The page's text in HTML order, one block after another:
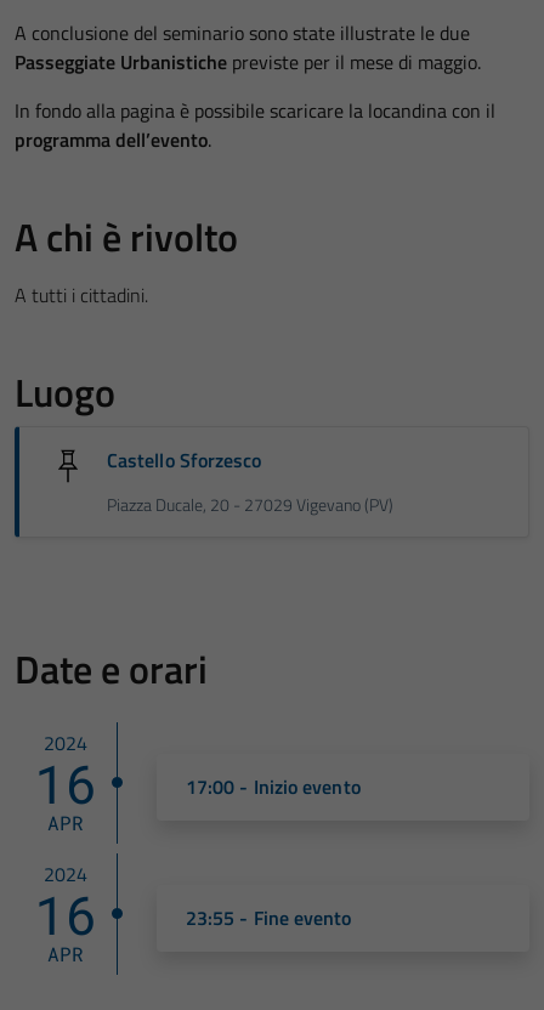
A conclusione del seminario sono state illustrate le due
Passeggiate Urbanistiche previste per il mese di maggio.
In fondo alla pagina è possibile scaricare la locandina con il
programma dell’evento.
A chi è rivolto
A tutti i cittadini.
Luogo
Castello Sforzesco
Piazza Ducale, 20 - 27029 Vigevano (PV)
Date e orari
2024
16
APR
17:00 - Inizio evento
2024
16
APR
23:55 - Fine evento